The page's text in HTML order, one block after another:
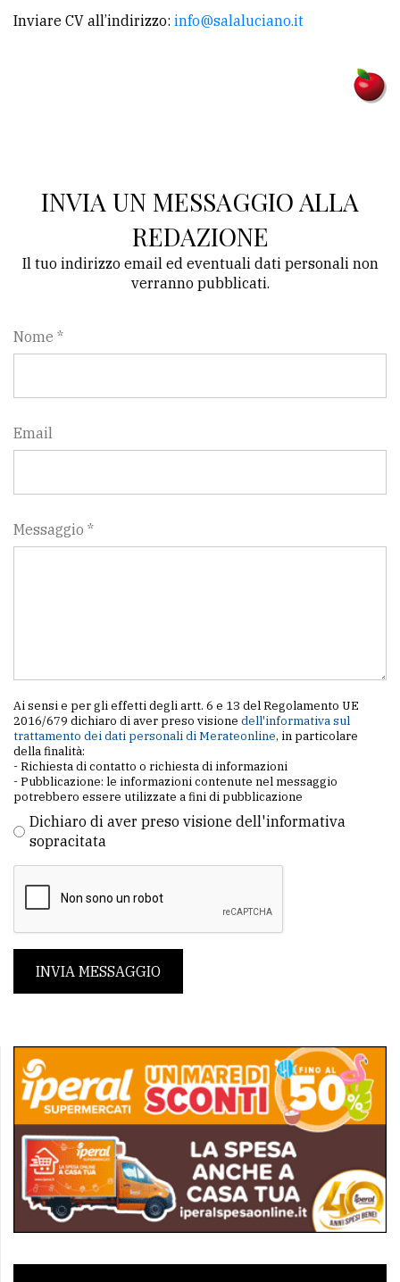
Cerca
ALTRE
policy
policy
Inviare CV all’indirizzo: info@salaluciano.it
INVIA UN MESSAGGIO ALLA
REDAZIONE
Il tuo indirizzo email ed eventuali dati personali non
verranno pubblicati.
Nome *
Email
Messaggio *
Ai sensi e per gli effetti degli artt. 6 e 13 del Regolamento UE
2016/679 dichiaro di aver preso visione dell'informativa sul
trattamento dei dati personali di Merateonline, in particolare
della finalità:
- Richiesta di contatto o richiesta di informazioni
- Pubblicazione: le informazioni contenute nel messaggio
potrebbero essere utilizzate a fini di pubblicazione
Dichiaro di aver preso visione dell'informativa
sopracitata
INVIA MESSAGGIO